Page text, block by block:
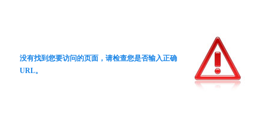
没有找到您要访问的页面，请检查您是否输入正确
URL。